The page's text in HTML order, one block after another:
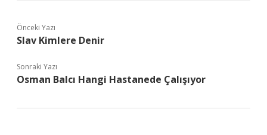
Önceki Yazı
Slav Kimlere Denir
Sonraki Yazı
Osman Balcı Hangi Hastanede Çalışıyor